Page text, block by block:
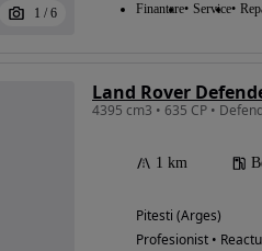
1 / 6 Finantare Service
Land Rover
1 km
Pitesti (Arges)
Profesionist •